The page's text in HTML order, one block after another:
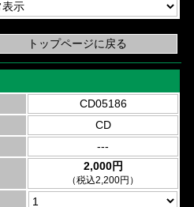
CD05186
CD
---
2,000円
（税込2,200円）